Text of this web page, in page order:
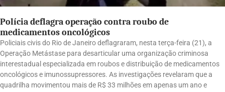
Polícia deflagra operação contra roubo de
medicamentos oncológicos
Policiais civis do Rio de Janeiro deflagraram, nesta terça-feira (21), a
Operação Metástase para desarticular uma organização criminosa
interestadual especializada em roubos e distribuição de medicamentos
oncológicos e imunossupressores. As investigações revelaram que a
quadrilha movimentou mais de R$ 33 milhões em apenas um ano e